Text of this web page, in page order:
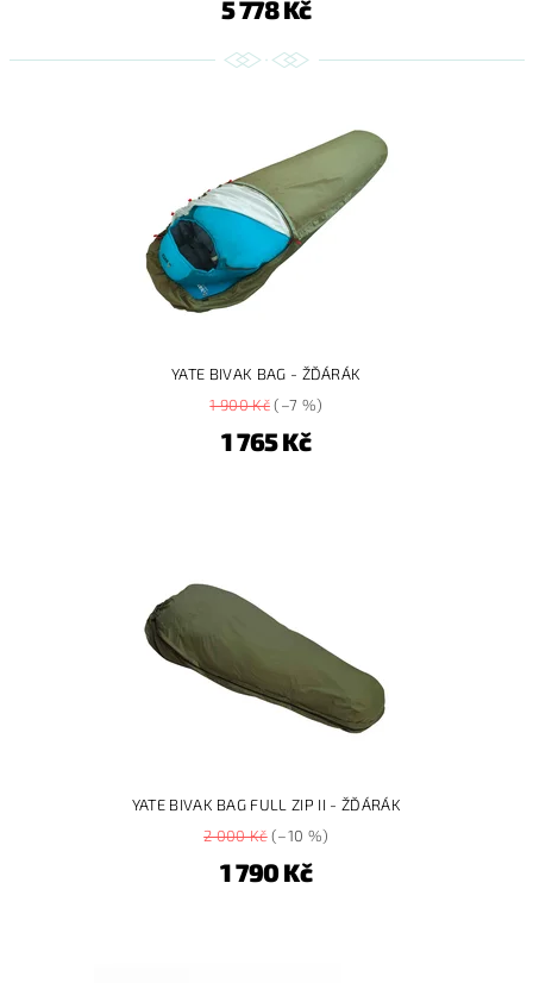
5 778 Kč
YATE BIVAK BAG - ŽĎÁRÁK
1 900 Kč(–7 %)
1 765 Kč
YATE BIVAK BAG FULL ZIP II - ŽĎÁRÁK
2 000 Kč(–10 %)
1 790 Kč